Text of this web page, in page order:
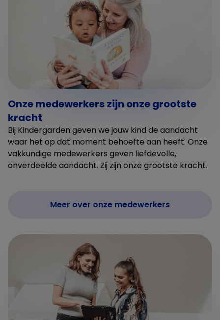
Onze medewerkers zijn onze grootste
kracht
Bij Kindergarden geven we jouw kind de aandacht
waar het op dat moment behoefte aan heeft. Onze
vakkundige medewerkers geven liefdevolle,
onverdeelde aandacht. Zij zijn onze grootste kracht.
Meer over onze medewerkers